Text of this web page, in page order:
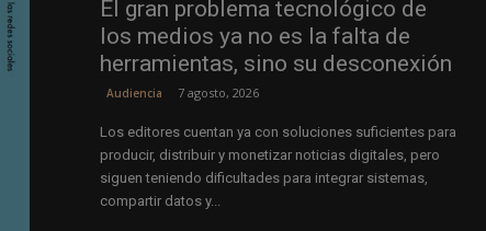
El gran problema tecnológico de
los medios ya no es la falta de
herramientas, sino su desconexión
Audiencia 7 agosto, 2026
Los editores cuentan ya con soluciones suficientes para
producir, distribuir y monetizar noticias digitales, pero
siguen teniendo dificultades para integrar sistemas,
compartir datos y...